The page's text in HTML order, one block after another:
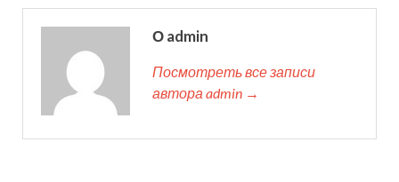
О admin
Посмотреть все записи
автора admin →